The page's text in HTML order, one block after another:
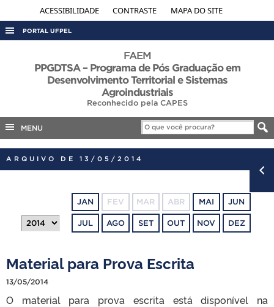
ACESSIBILIDADE CONTRASTE MAPA DO SITE
PORTAL UFPEL
AUDITORIA
INTERNACIONAL
TELEFONES
FAEM
PPGDTSA – Programa de Pós Graduação em
Desenvolvimento Territorial e Sistemas
Agroindustriais
Reconhecido pela CAPES
MENU
ARQUIVO DE 13/05/2014
JAN FEV MAR ABR MAI JUN
JUL AGO SET OUT NOV DEZ
Material para Prova Escrita
13/05/2014
O material para prova escrita está disponível na